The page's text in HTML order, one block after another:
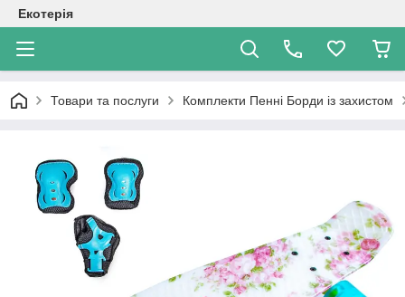
Екотерія
Товари та послуги Комплекти Пенні Борди із захистом